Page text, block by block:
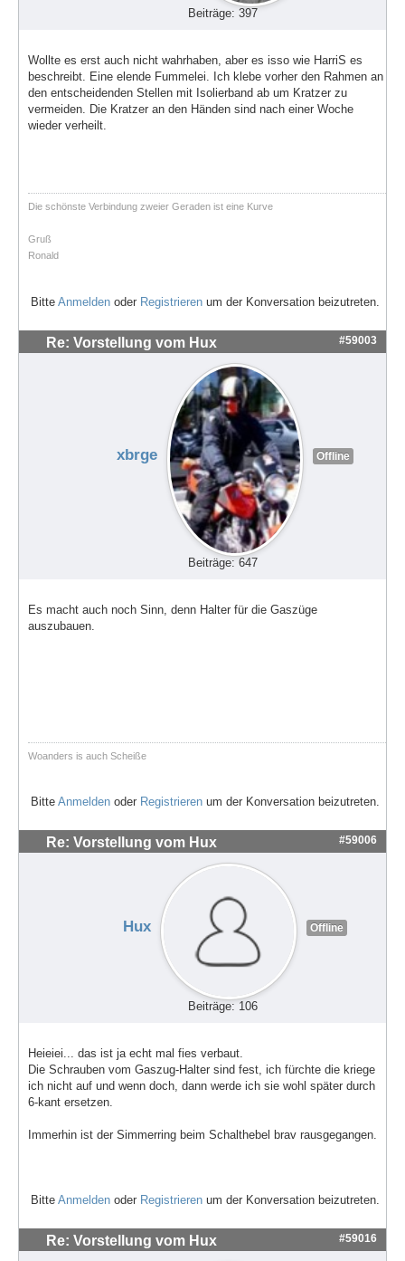
Beiträge: 397
Wollte es erst auch nicht wahrhaben, aber es isso wie HarriS es
beschreibt. Eine elende Fummelei. Ich klebe vorher den Rahmen an
den entscheidenden Stellen mit Isolierband ab um Kratzer zu
vermeiden. Die Kratzer an den Händen sind nach einer Woche
wieder verheilt.
Die schönste Verbindung zweier Geraden ist eine Kurve
Gruß
Ronald
Bitte Anmelden oder Registrieren um der Konversation beizutreten.
Re: Vorstellung vom Hux #59003
xbrge Offline
Beiträge: 647
Es macht auch noch Sinn, denn Halter für die Gaszüge
auszubauen.
Woanders is auch Scheiße
Bitte Anmelden oder Registrieren um der Konversation beizutreten.
Re: Vorstellung vom Hux #59006
Hux Offline
Beiträge: 106
Heieiei... das ist ja echt mal fies verbaut.
Die Schrauben vom Gaszug-Halter sind fest, ich fürchte die kriege
ich nicht auf und wenn doch, dann werde ich sie wohl später durch
6-kant ersetzen.
Immerhin ist der Simmerring beim Schalthebel brav rausgegangen.
Bitte Anmelden oder Registrieren um der Konversation beizutreten.
Re: Vorstellung vom Hux #59016